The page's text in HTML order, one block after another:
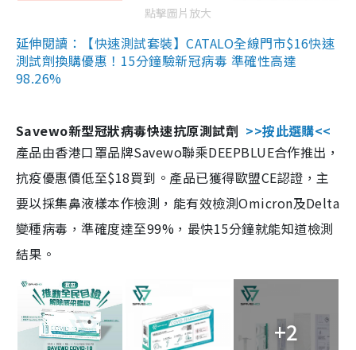
點擊圖片放大
延伸閱讀：【快速測試套裝】CATALO全線門市$16快速
測試劑換購優惠！15分鐘驗新冠病毒 準確性高達
98.26%
Savewo新型冠狀病毒快速抗原測試劑 >>按此選購<<
產品由香港口罩品牌Savewo聯乘DEEPBLUE合作推出，
抗疫優惠價低至$18買到。產品已獲得歐盟CE認證，主
要以採集鼻液樣本作檢測，能有效檢測Omicron及Delta
變種病毒，準確度達至99%，最快15分鐘就能知道檢測
結果。
+2